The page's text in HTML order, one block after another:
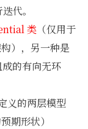
代。
类（仅用于
），另一种是
的有向无环
义的两层模型
期形状）